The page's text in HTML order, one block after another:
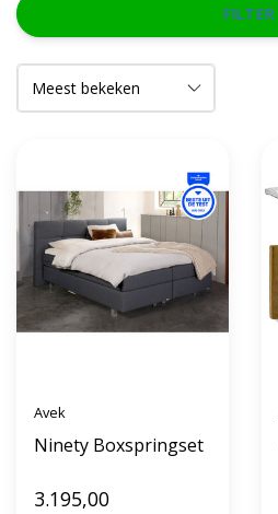
FILTER
Avek
Ninety Boxspringset
3.195,00